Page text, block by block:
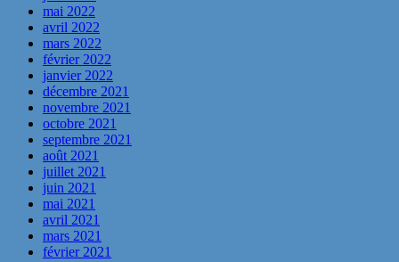
mai 2022
avril 2022
mars 2022
février 2022
janvier 2022
décembre 2021
novembre 2021
octobre 2021
septembre 2021
août 2021
juillet 2021
juin 2021
mai 2021
avril 2021
mars 2021
février 2021